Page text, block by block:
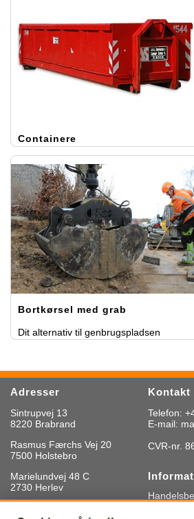
Containere
Bortkørsel med grab
Dit alternativ til genbrugspladsen
Adresser
Sintrupvej 13
8220 Brabrand
Rasmus Færchs Vej 20
7500 Holstebro
Marielundvej 48 C
2730 Herlev
Kontakt
Telefon:
E-mail:
CVR-nr.